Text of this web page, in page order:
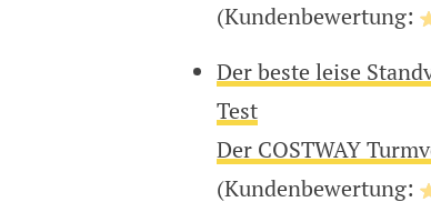
(Kundenbewertung:
Der beste leise
Test
Der COSTWAY
(Kundenbewertung: